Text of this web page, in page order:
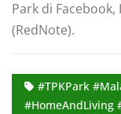
Park di
(RedNote).
#TPKPark
#HomeAndLiving